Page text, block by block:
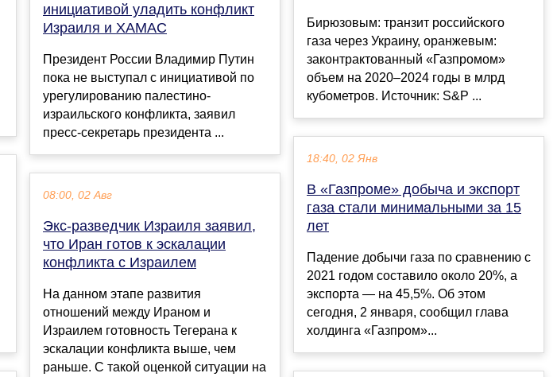
инициативой уладить конфликт
Израиля и ХАМАС
Президент России Владимир Путин
пока не выступал с инициативой по
урегулированию палестино-
израильского конфликта, заявил
пресс-секретарь президента ...
08:00, 02 Авг
Экс-разведчик Израиля заявил,
что Иран готов к эскалации
конфликта с Израилем
На данном этапе развития
отношений между Ираном и
Израилем готовность Тегерана к
эскалации конфликта выше, чем
раньше. С такой оценкой ситуации на
Бирюзовым: транзит российского
газа через Украину, оранжевым:
законтрактованный «Газпромом»
объем на 2020–2024 годы в млрд
кубометров. Источник: S&P ...
18:40, 02 Янв
В «Газпроме» добыча и экспорт
газа стали минимальными за 15
лет
Падение добычи газа по сравнению с
2021 годом составило около 20%, а
экспорта — на 45,5%. Об этом
сегодня, 2 января, сообщил глава
холдинга «Газпром»...